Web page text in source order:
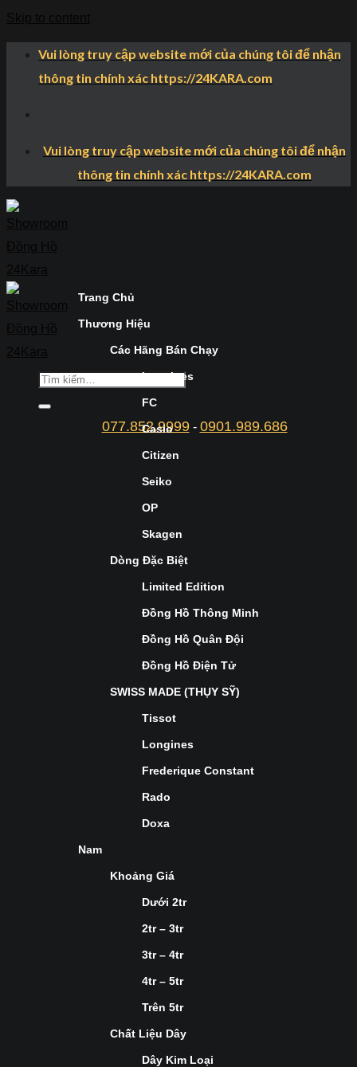
Vui lòng truy cập website mới của chúng tôi để nhận
thông tin chính xác https://24KARA.com
Vui lòng truy cập website mới của chúng tôi để nhận
thông tin chính xác https://24KARA.com
077.852.9999- 0901.989.686
Trang Chủ
Thương Hiệu
Các Hãng Bán Chạy
Longines
FC
Casio
Citizen
Seiko
OP
Skagen
Dòng Đặc Biệt
Limited Edition
Đồng Hồ Thông Minh
Đồng Hồ Quân Đội
Đồng Hồ Điện Tử
SWISS MADE (THỤY SỸ)
Tissot
Longines
Frederique Constant
Rado
Doxa
Nam
Khoảng Giá
Dưới 2tr
2tr – 3tr
3tr – 4tr
4tr – 5tr
Trên 5tr
Chất Liệu Dây
Dây Kim Loại